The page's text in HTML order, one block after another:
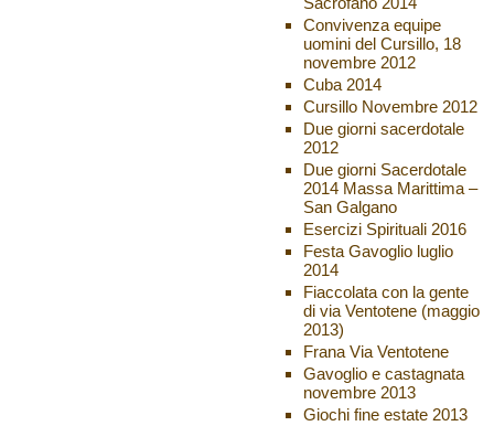
Convivenza equipe
uomini del Cursillo, 18
novembre 2012
Cuba 2014
Cursillo Novembre 2012
Due giorni sacerdotale
2012
Due giorni Sacerdotale
2014 Massa Marittima –
San Galgano
Esercizi Spirituali 2016
Festa Gavoglio luglio
2014
Fiaccolata con la gente
di via Ventotene (maggio
2013)
Frana Via Ventotene
Gavoglio e castagnata
novembre 2013
Giochi fine estate 2013